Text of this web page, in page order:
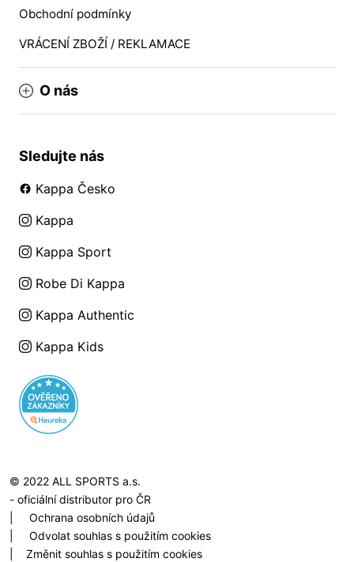
Obchodní podmínky
VRÁCENÍ ZBOŽÍ / REKLAMACE
O nás
Sledujte nás
Kappa Česko
Kappa
Kappa Sport
Robe Di Kappa
Kappa Authentic
Kappa Kids
© 2022 ALL SPORTS a.s.
- oficiální distributor pro ČR
Ochrana osobních údajů
Odvolat souhlas s použitím cookies
Změnit souhlas s použitím cookies